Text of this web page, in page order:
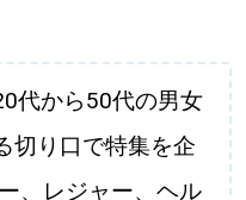
代から50代の男女
切り口で特集を企
、レジャー、ヘル